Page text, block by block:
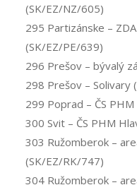
(SK/EZ/NZ/605)
295 Partizánske –
(SK/EZ/PE/639)
296 Prešov – bývalý
298 Prešov – Solivary
299 Poprad – ČS
300 Svit – ČS PHM
303 Ružomberok –
(SK/EZ/RK/747)
304 Ružomberok –